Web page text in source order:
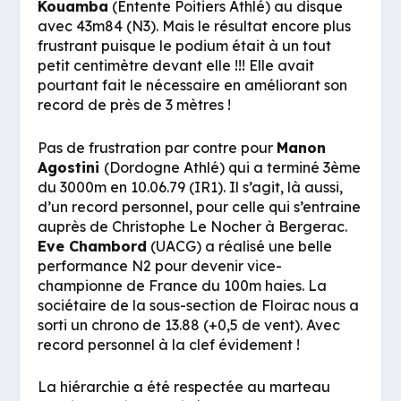
Kouamba (Entente Poitiers Athlé) au disque
avec 43m84 (N3). Mais le résultat encore plus
frustrant puisque le podium était à un tout
petit centimètre devant elle !!! Elle avait
pourtant fait le nécessaire en améliorant son
record de près de 3 mètres !
Pas de frustration par contre pour Manon
Agostini (Dordogne Athlé) qui a terminé 3ème
du 3000m en 10.06.79 (IR1). Il s’agit, là aussi,
d’un record personnel, pour celle qui s’entraine
auprès de Christophe Le Nocher à Bergerac.
Eve Chambord (UACG) a réalisé une belle
performance N2 pour devenir vice-
championne de France du 100m haies. La
sociétaire de la sous-section de Floirac nous a
sorti un chrono de 13.88 (+0,5 de vent). Avec
record personnel à la clef évidement !
La hiérarchie a été respectée au marteau